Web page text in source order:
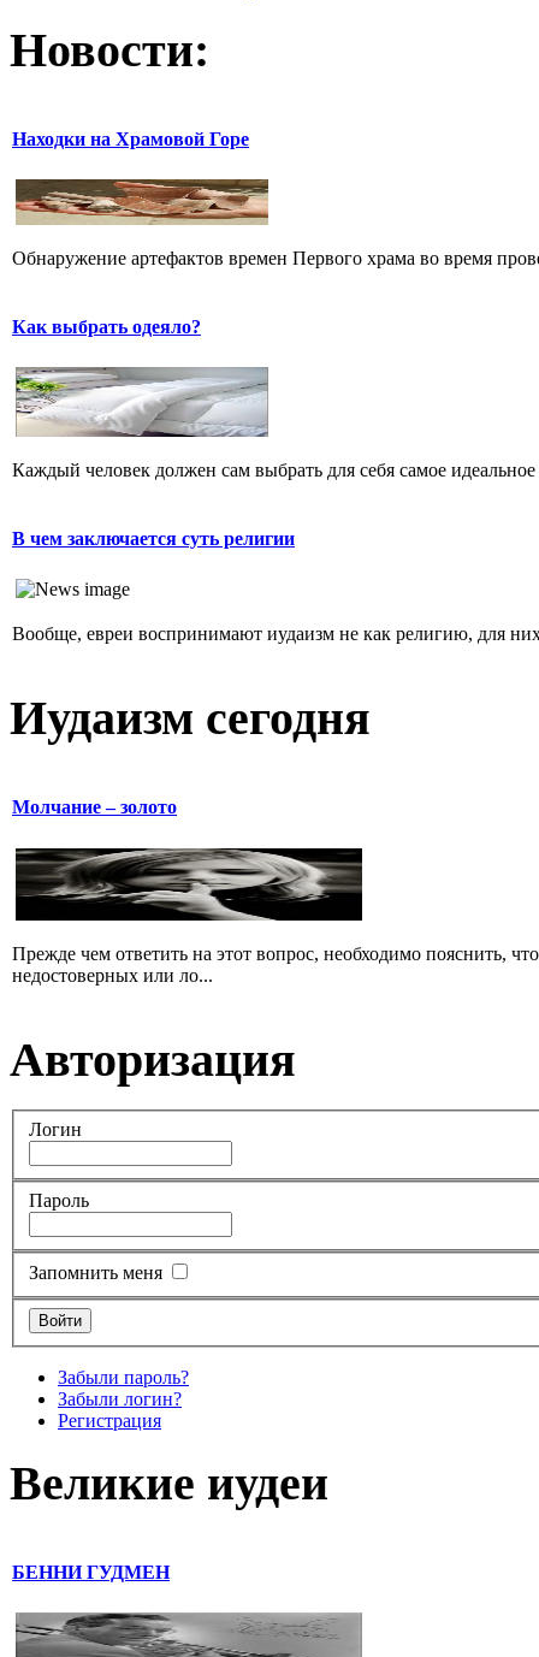
Новости:
Находки на Храмовой Горе
Обнаружение артефактов времен Первого храма во время
Как выбрать одеяло?
Каждый человек должен сам выбрать для себя самое
В чем заключается суть религии
Вообще, евреи воспринимают иудаизм не как религию, для
Иудаизм сегодня
Молчание – золото
Прежде чем ответить на этот вопрос, необходимо пояснить,
недостоверных или ло...
Авторизация
Логин
Пароль
Запомнить меня
Забыли пароль?
Забыли логин?
Регистрация
Великие иудеи
БЕННИ ГУДМЕН